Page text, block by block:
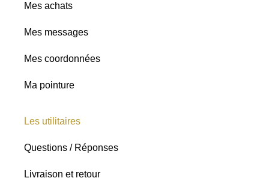
Mes achats
Mes messages
Mes coordonnées
Ma pointure
Les utilitaires
Questions / Réponses
Livraison et retour